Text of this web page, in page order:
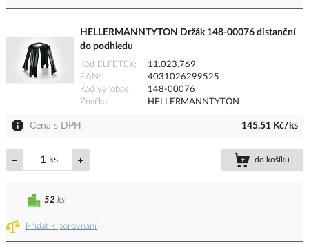
HELLERMANNTYTON Držák 148-00076 distanční
do podhledu
Kód ELFETEX
11.023.769
EAN
4031026299525
Kód výrobce
148-00076
Značka
HELLERMANNTYTON
Cena s DPH 145,51 Kč/ks
ks do košíku
Přidat k porovnání
52 ks